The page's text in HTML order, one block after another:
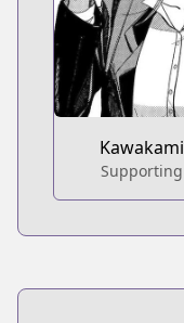
Kawakami
Supporting